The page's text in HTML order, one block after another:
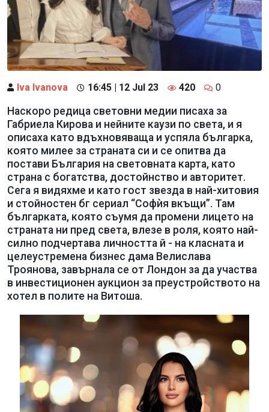
Iva Ivanova 16:45 | 12 Jul 23 420 0
Наскоро редица световни медии писаха за
Габриела Кирова и нейните каузи по света, и я
описаха като вдъхновяваща и успяла българка,
която милее за страната си и се опитва да
постави България на световната карта, като
страна с богатства, достойнство и авторитет.
Сега я видяхме и като гост звезда в най-хитовия
и стойностен бг сериал “Софѝя вкъщи”. Там
българката, която съумя да промени лицето на
страната ни пред света, влезе в роля, която най-
силно подчертава личността й - на класната и
целеустремена бизнес дама Велислава
Троянова, завърнала се от Лондон за да участва
в инвестиционен аукцион за преустройството на
хотел в полите на Витоша.